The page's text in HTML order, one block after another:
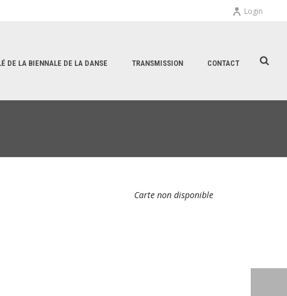
Login
DE LA BIENNALE DE LA DANSE TRANSMISSION CONTACT
Carte non disponible